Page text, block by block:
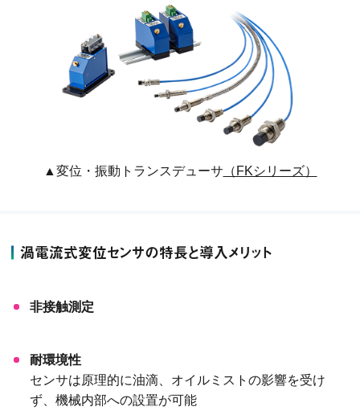
▲変位・振動トランスデューサ （FKシリーズ）
渦電流式変位センサの特長と導入メリット
非接触測定
耐環境性
センサは原理的に油滴、オイルミストの影響を受け
ず、機械内部への設置が可能